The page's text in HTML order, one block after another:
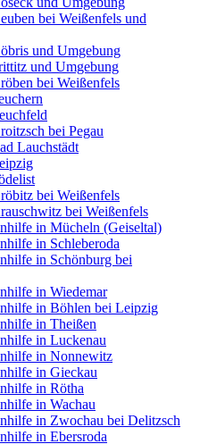
bei Weißenfels und
und Umgebung
und Umgebung
bei Weißenfels
bei Pegau
Lauchstädt
bei Weißenfels
bei Weißenfels
in Mücheln (Geiseltal)
in Schleberoda
in Schönburg bei
in Wiedemar
in Böhlen bei Leipzig
in Theißen
in Luckenau
in Nonnewitz
in Gieckau
in Rötha
in Wachau
in Zwochau bei Delitzsch
in Ebersroda